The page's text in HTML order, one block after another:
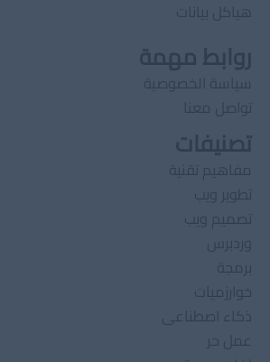
هياكل بيانات
روابط مهمة
سياسة الخصوصية
تواصل معنا
تصنيفات
مفاهيم تقنية
تطوير ويب
تصميم ويب
وردبرس
برمجة
خوارزميات
ذكاء اصطناعى
عمل حر